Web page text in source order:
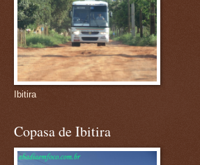
Ibitira
Copasa de Ibitira